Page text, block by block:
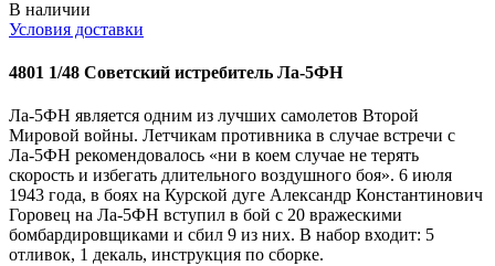
В наличии
Условия доставки
4801 1/48 Советский истребитель Ла-5ФН
Ла-5ФН является одним из лучших самолетов Второй
Мировой войны. Летчикам противника в случае встречи с
Ла-5ФН рекомендовалось «ни в коем случае не терять
скорость и избегать длительного воздушного боя». 6 июля
1943 года, в боях на Курской дуге Александр Константинович
Горовец на Ла-5ФН вступил в бой с 20 вражескими
бомбардировщиками и сбил 9 из них. В набор входит: 5
отливок, 1 декаль, инструкция по сборке.